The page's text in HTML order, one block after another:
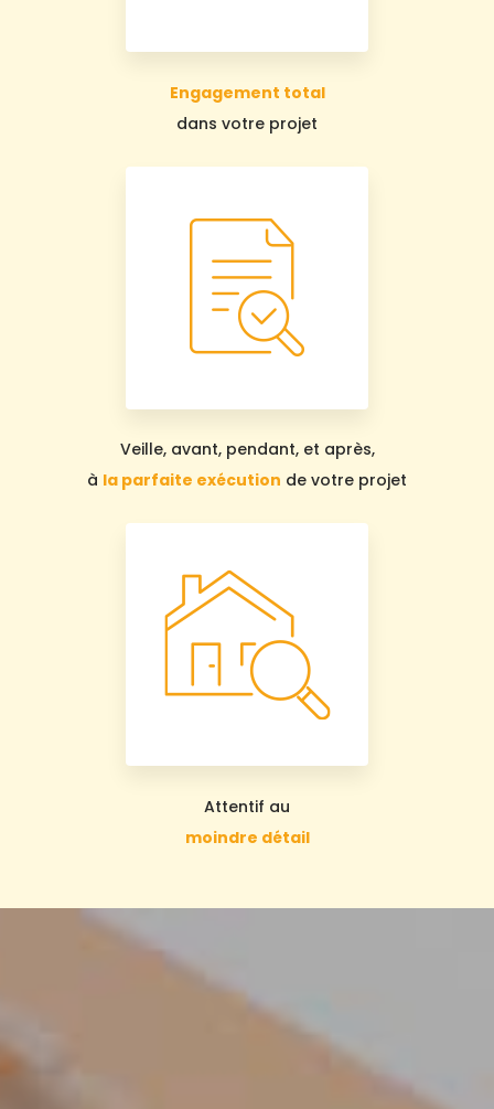
Engagement total
dans votre projet
Veille, avant, pendant, et après,
à la parfaite exécution de votre projet
Attentif au
moindre détail